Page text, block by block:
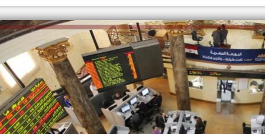
إلهام شرشر تكتب: دي مبقتش كورة..
دي سياسة
الكاتبة إلهام شرشر تهنئ الرئيس
السيسي بعيد ميلاده وتُشيد بجهوده
في بناء الدولة